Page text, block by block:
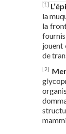
[1]
la
la
jouent
de
[2]